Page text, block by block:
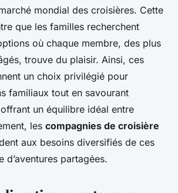
mondial des croisières. Cette
que les familles recherchent
où chaque membre, des plus
trouve du plaisir. Ainsi, ces
un choix privilégié pour
familiaux tout en savourant
un équilibre idéal entre
les compagnies de croisière
aux besoins diversifiés de ces
d’aventures partagées.